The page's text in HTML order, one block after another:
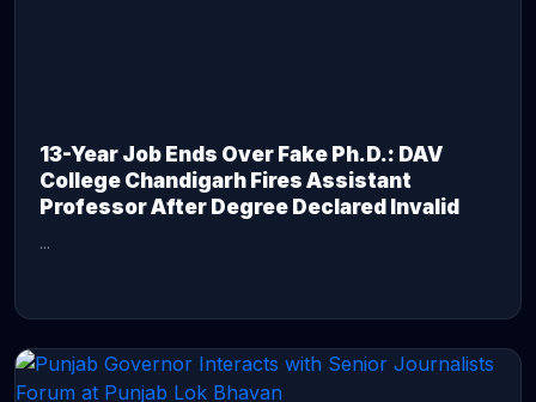
13-Year Job Ends Over Fake Ph.D.: DAV
College Chandigarh Fires Assistant
Professor After Degree Declared Invalid
...